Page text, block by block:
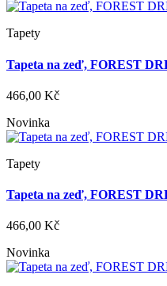
Tapety
Tapeta na zeď, FOREST
466,00 Kč
Novinka
Tapety
Tapeta na zeď, FOREST
466,00 Kč
Novinka